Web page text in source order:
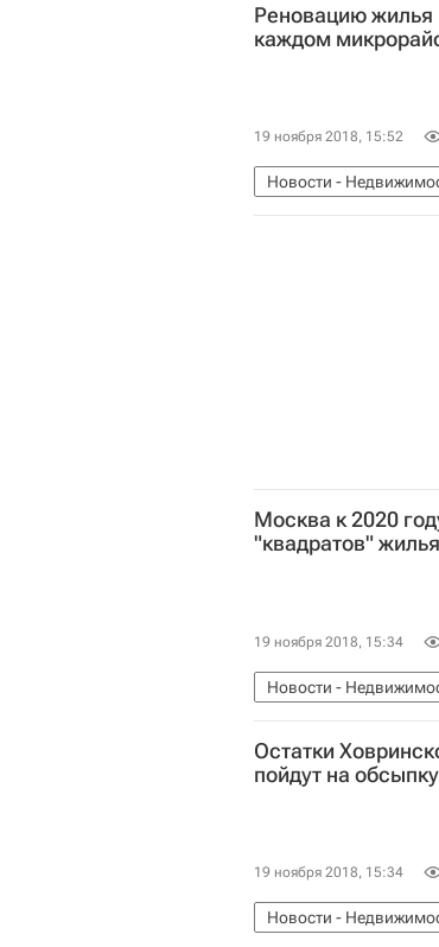
Реновацию жилья
каждом
19 ноября 2018, 15:52
Новости -
Марат Хуснуллин
Москва к 2020
"квадратов"
19 ноября 2018, 15:34
Новости -
Марат Хуснуллин
Остатки
пойдут на
19 ноября 2018, 15:34
Новости -